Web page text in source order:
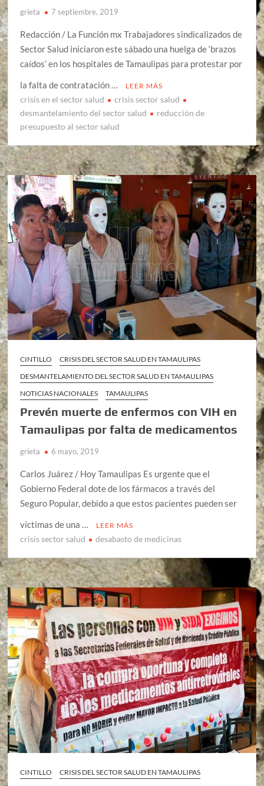
grieta 7 septiembre, 2019
Redacción / La Función mx Trabajadores sindicalizados de
Sector Salud iniciaron este sábado una huelga de ‘brazos
caídos’ en los hospitales de Tamaulipas para protestar por
la falta de contratación …
LEER MÁS
crisis en el sector salud
crisis sector salud
desmantelamiento del sector salud
reducción de
presupuesto al sector salud
CINTILLO
CRISIS DEL SECTOR SALUD EN TAMAULIPAS
DESMANTELAMIENTO DEL SECTOR SALUD EN TAMAULIPAS
NOTICIAS NACIONALES
TAMAULIPAS
Prevén muerte de enfermos con VIH en
Tamaulipas por falta de medicamentos
grieta 6 mayo, 2019
Carlos Juárez / Hoy Tamaulipas Es urgente que el
Gobierno Federal dote de los fármacos a través del
Seguro Popular, debido a que estos pacientes pueden ser
víctimas de una …
LEER MÁS
crisis sector salud desabasto de medicinas
CINTILLO
CRISIS DEL SECTOR SALUD EN TAMAULIPAS